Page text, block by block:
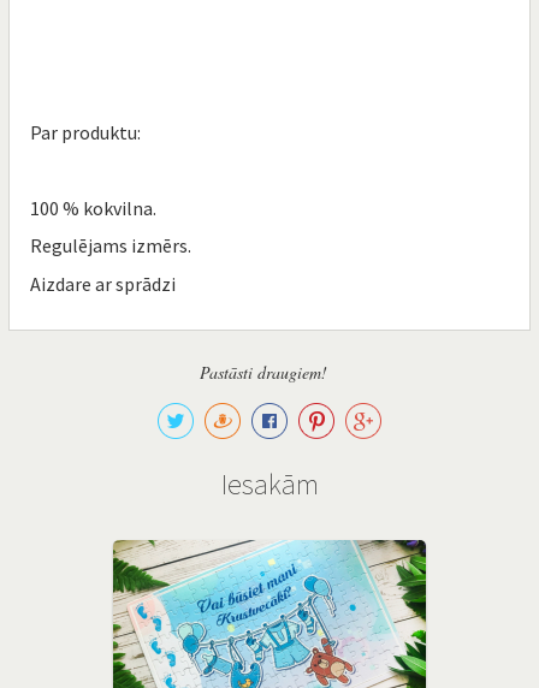
Par produktu:
100 % kokvilna.
Regulējams izmērs.
Aizdare ar sprādzi
Pastāsti draugiem!
Iesakām